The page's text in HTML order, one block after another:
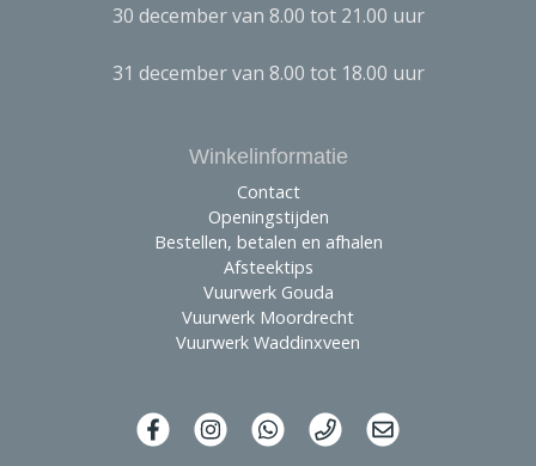
30 december van 8.00 tot 21.00 uur
31 december van 8.00 tot 18.00 uur
Winkelinformatie
Contact
Openingstijden
Bestellen, betalen en afhalen
Afsteektips
Vuurwerk Gouda
Vuurwerk Moordrecht
Vuurwerk Waddinxveen